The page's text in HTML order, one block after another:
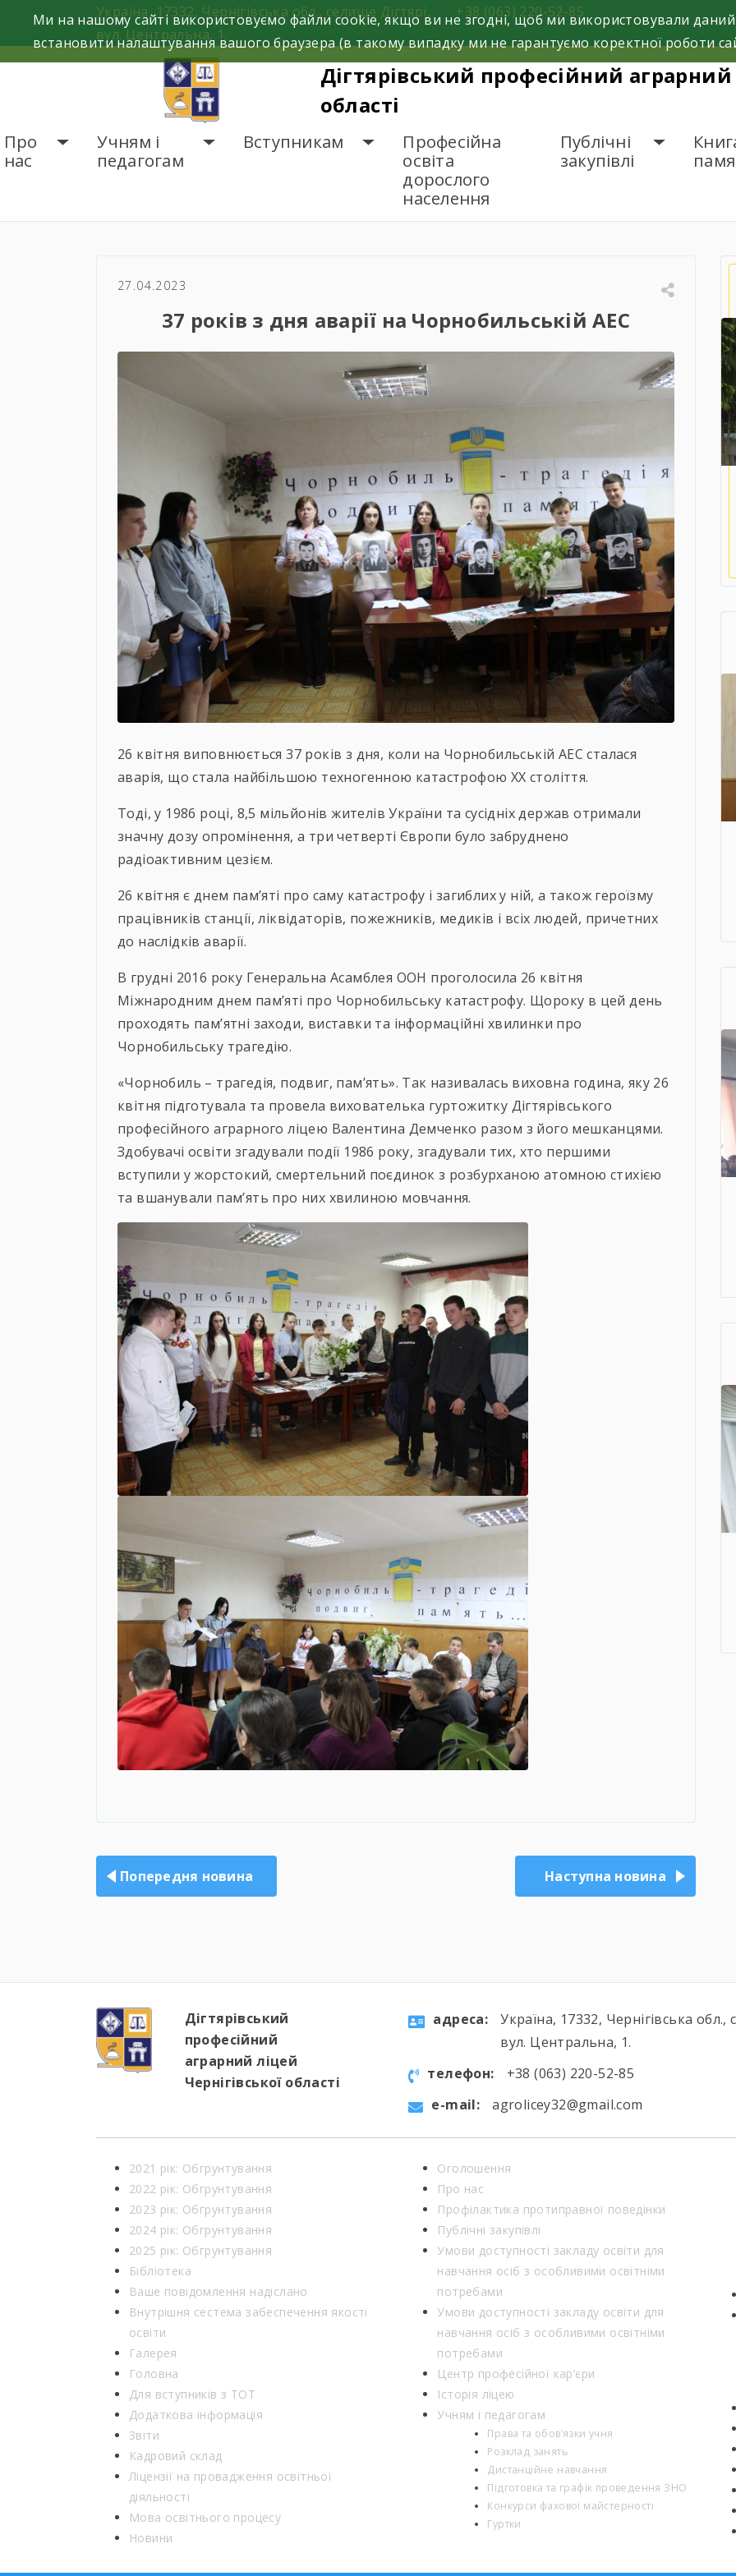
Україна, 17332, Чернігівська обл., селище Дігтярі,
вул. Центральна, 1.
+38 (063) 220-52-85
Дігтярівський професійний аграрний
області
Про
нас
Учням і
педагогам
Вступникам
Професійна
освіта
дорослого
населення
Публічні
закупівлі
37 років з дня аварії на Чорнобильській АЕС
27.04.2023
37 років з дня аварії на Чорнобильській АЕС
26 квітня виповнюється 37 років з дня, коли на Чорнобильській АЕС сталася
аварія, що стала найбільшою техногенною катастрофою ХХ століття.
Тоді, у 1986 році, 8,5 мільйонів жителів України та сусідніх держав отримали
значну дозу опромінення, а три четверті Європи було забруднено
радіоактивним цезієм.
26 квітня є днем пам’яті про саму катастрофу і загиблих у ній, а також героїзму
працівників станції, ліквідаторів, пожежників, медиків і всіх людей, причетних
до наслідків аварії.
В грудні 2016 року Генеральна Асамблея ООН проголосила 26 квітня
Міжнародним днем пам’яті про Чорнобильську катастрофу. Щороку в цей день
проходять пам’ятні заходи, виставки та інформаційні хвилинки про
Чорнобильську трагедію.
«Чорнобиль – трагедія, подвиг, пам’ять». Так називалась виховна година, яку 26
квітня підготувала та провела вихователька гуртожитку Дігтярівського
професійного аграрного ліцею Валентина Демченко разом з його мешканцями.
Здобувачі освіти згадували події 1986 року, згадували тих, хто першими
вступили у жорстокий, смертельний поєдинок з розбурханою атомною стихією
та вшанували пам’ять про них хвилиною мовчання.
записів
Попередня новина Наступна новина
Ми на нашому сайті використовуємо файли cookie, якщо ви не згодні, щоб ми використовували
встановити налаштування вашого браузера (в такому випадку ми не гарантуємо коректної роботи
Дігтярівський
професійний
аграрний ліцей
Чернігівської області
aдресa:
Україна, 17332, Чернігівська обл.,
вул. Центральна, 1.
телефон:
+38 (063) 220-52-85
e-mail:
agrolicey32@gmail.com
2021 рік: Обгрунтування
2022 рік: Обгрунтування
2023 рік: Обгрунтування
2024 рік: Обгрунтування
2025 рік: Обгрунтування
Бібліотека
Ваше повідомлення надіслано
Внутрішня сестема забеспечення якості
освіти
Галерея
Головна
Для вступників з ТОТ
Додаткова інформація
Звіти
Кадровий склад
Ліцензії на провадження освітньої
діяльності
Мова освітнього процесу
Новини
Оголошення
Про нас
Профілактика протиправної поведінки
Публічні закупівлі
Умови доступності закладу освіти для
навчання осіб з особливими освітніми
потребами
Умови доступності закладу освіти для
навчання осіб з особливими освітніми
потребами
Центр професійної кар’єри
Історія ліцею
Учням і педагогам
Права та обов’язки учня
Розклад занять
Дистанційне навчання
Підготовка та графік проведення ЗНО
Конкурси фахової майстерності
Гуртки